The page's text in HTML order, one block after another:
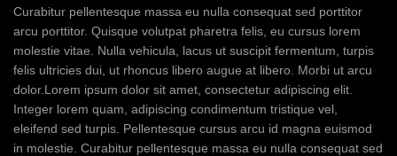
Curabitur pellentesque massa eu nulla consequat sed porttitor
arcu porttitor. Quisque volutpat pharetra felis, eu cursus lorem
molestie vitae. Nulla vehicula, lacus ut suscipit fermentum, turpis
felis ultricies dui, ut rhoncus libero augue at libero. Morbi ut arcu
dolor.Lorem ipsum dolor sit amet, consectetur adipiscing elit.
Integer lorem quam, adipiscing condimentum tristique vel,
eleifend sed turpis. Pellentesque cursus arcu id magna euismod
in molestie. Curabitur pellentesque massa eu nulla consequat sed